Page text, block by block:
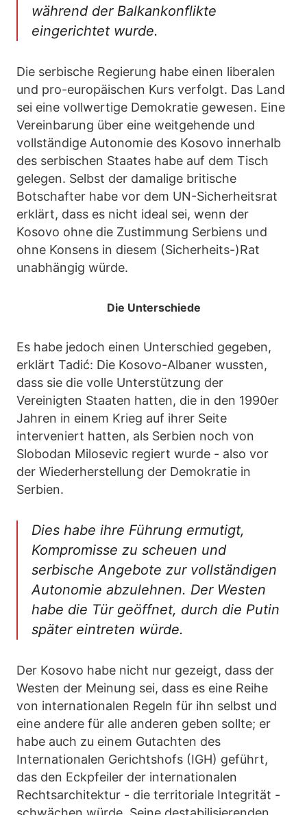
während der Balkankonflikte
eingerichtet wurde.
Die serbische Regierung habe einen liberalen
und pro-europäischen Kurs verfolgt. Das Land
sei eine vollwertige Demokratie gewesen. Eine
Vereinbarung über eine weitgehende und
vollständige Autonomie des Kosovo innerhalb
des serbischen Staates habe auf dem Tisch
gelegen. Selbst der damalige britische
Botschafter habe vor dem UN-Sicherheitsrat
erklärt, dass es nicht ideal sei, wenn der
Kosovo ohne die Zustimmung Serbiens und
ohne Konsens in diesem (Sicherheits-)Rat
unabhängig würde.
Die Unterschiede
Es habe jedoch einen Unterschied gegeben,
erklärt Tadić: Die Kosovo-Albaner wussten,
dass sie die volle Unterstützung der
Vereinigten Staaten hatten, die in den 1990er
Jahren in einem Krieg auf ihrer Seite
interveniert hatten, als Serbien noch von
Slobodan Milosevic regiert wurde - also vor
der Wiederherstellung der Demokratie in
Serbien.
Dies habe ihre Führung ermutigt,
Kompromisse zu scheuen und
serbische Angebote zur vollständigen
Autonomie abzulehnen. Der Westen
habe die Tür geöffnet, durch die Putin
später eintreten würde.
Der Kosovo habe nicht nur gezeigt, dass der
Westen der Meinung sei, dass es eine Reihe
von internationalen Regeln für ihn selbst und
eine andere für alle anderen geben sollte; er
habe auch zu einem Gutachten des
Internationalen Gerichtshofs (IGH) geführt,
das den Eckpfeiler der internationalen
Rechtsarchitektur - die territoriale Integrität -